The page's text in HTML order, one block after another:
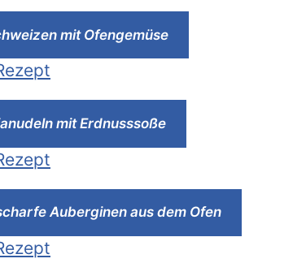
mit Ofengemüse
mit Erdnusssoße
Auberginen aus dem Ofen